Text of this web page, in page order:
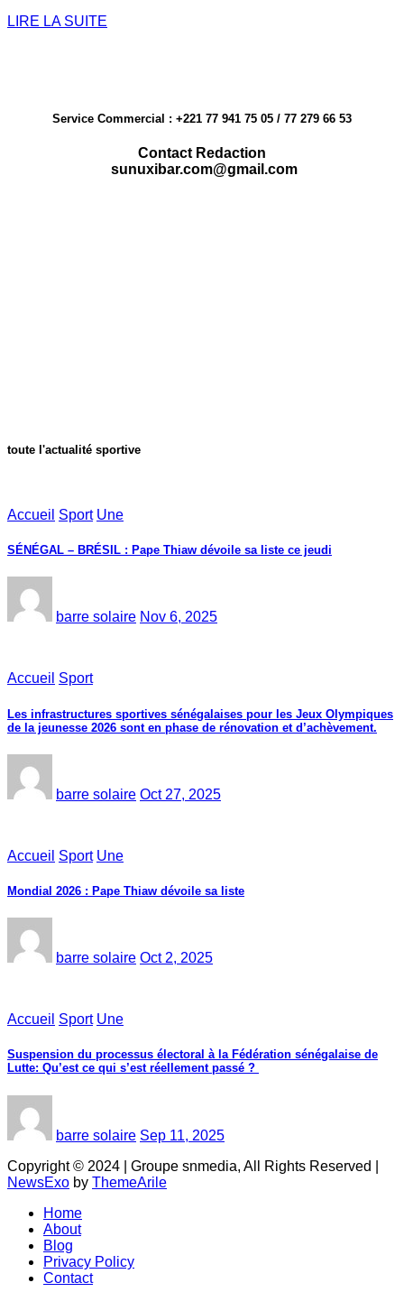
LIRE LA SUITE
Service Commercial : +221 77 941 75 05 / 77 279 66 53
Contact Redaction
sunuxibar.com@gmail.com
toute l'actualité sportive
Accueil Sport Une
SÉNÉGAL – BRÉSIL : Pape Thiaw dévoile sa liste ce jeudi
barre solaire Nov 6, 2025
Accueil Sport
Les infrastructures sportives sénégalaises pour les Jeux Olympiques
de la jeunesse 2026 sont en phase de rénovation et d’achèvement.
barre solaire Oct 27, 2025
Accueil Sport Une
Mondial 2026 : Pape Thiaw dévoile sa liste
barre solaire Oct 2, 2025
Accueil Sport Une
‎Suspension du processus électoral à la Fédération sénégalaise de
Lutte: Qu’est ce qui s’est réellement passé ? ‎‎
barre solaire Sep 11, 2025
Copyright © 2024 | Groupe snmedia, All Rights Reserved
NewsExo by ThemeArile
Home
About
Blog
Privacy Policy
Contact